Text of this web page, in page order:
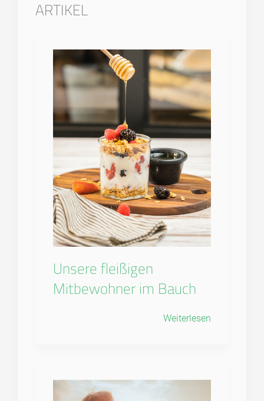
ARTIKEL
Unsere fleißigen
Mitbewohner im Bauch
Weiterlesen